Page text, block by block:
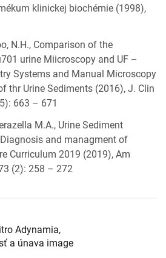
klinickej biochémie (1998),
N.H., Comparison of the
urine Miicroscopy and UF –
Systems and Manual Microscopy
thr Urine Sediments (2016), J. Clin
663 – 671
M.A., Urine Sediment
and managment of
Curriculum 2019 (2019), Am
(2): 258 – 272